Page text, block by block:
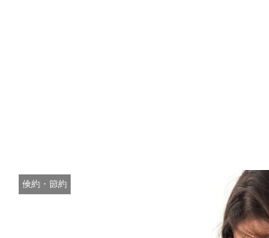
倹約・節約